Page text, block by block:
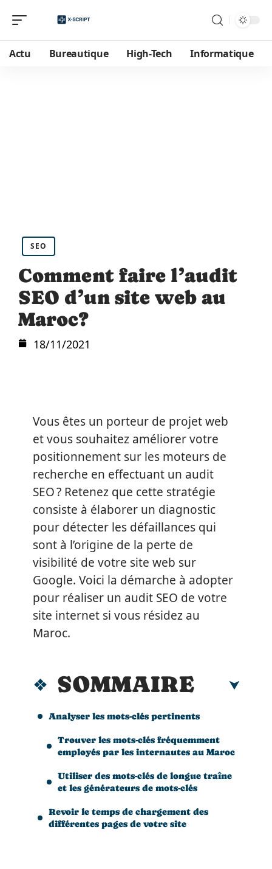
Actu Bureautique High-Tech Informatique
SEO
Comment faire l’audit
SEO d’un site web au
Maroc?
18/11/2021
Vous êtes un porteur de projet web
et vous souhaitez améliorer votre
positionnement sur les moteurs de
recherche en effectuant un audit
SEO ? Retenez que cette stratégie
consiste à élaborer un diagnostic
pour détecter les défaillances qui
sont à l’origine de la perte de
visibilité de votre site web sur
Google. Voici la démarche à adopter
pour réaliser un audit SEO de votre
site internet si vous résidez au
Maroc.
SOMMAIRE
Analyser les mots-clés pertinents
Trouver les mots-clés fréquemment
employés par les internautes au Maroc
Utiliser des mots-clés de longue traîne
et les générateurs de mots-clés
Revoir le temps de chargement des
différentes pages de votre site